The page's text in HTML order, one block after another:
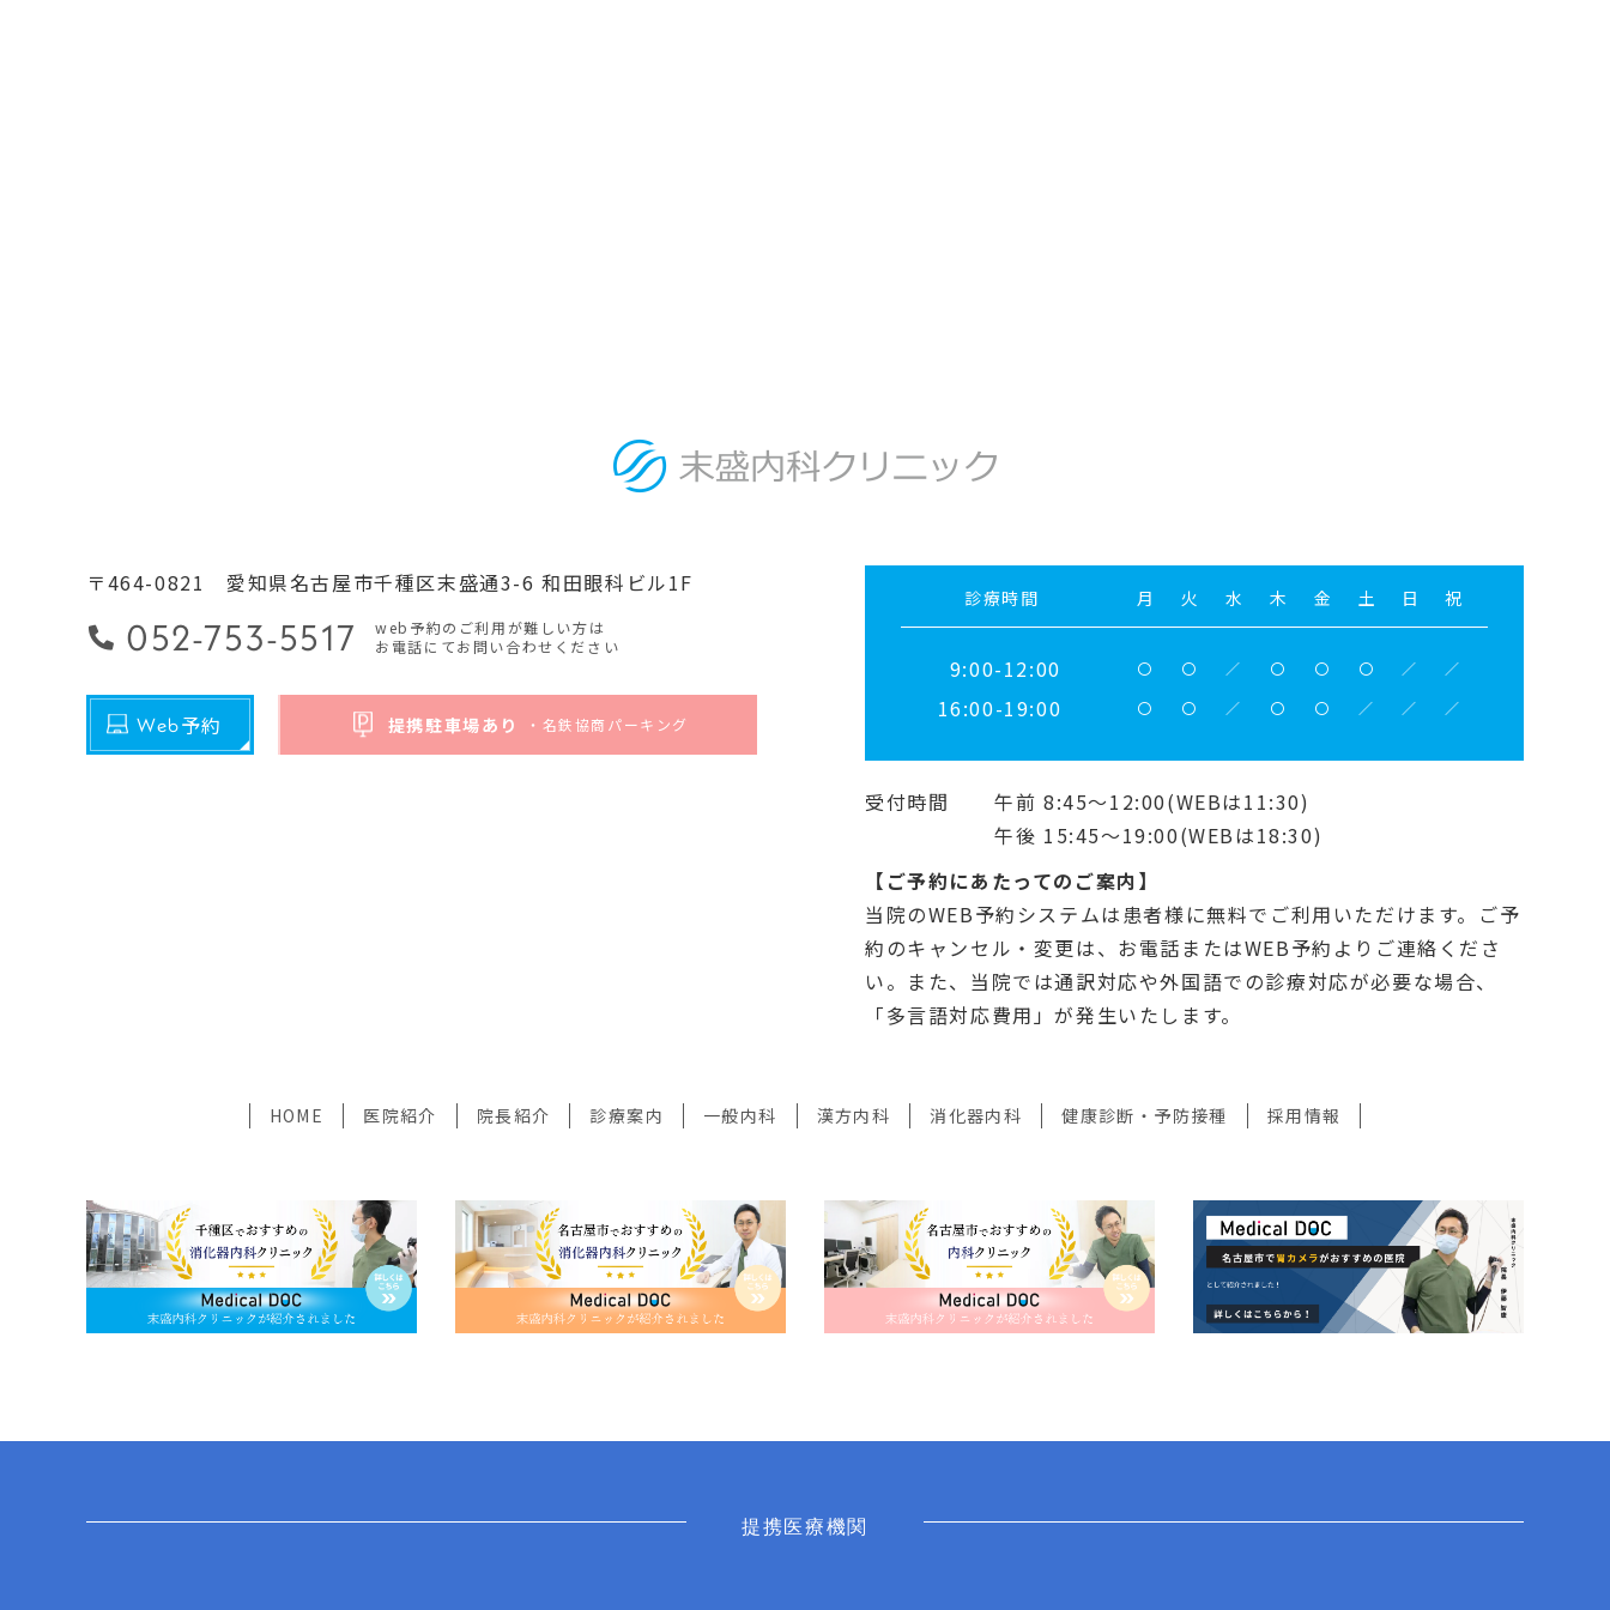
〒464-0821 愛知県名古屋市千種区末盛通3-6 和田眼科ビル1F
052-753-5517
web予約のご利用が難しい方は
お電話にてお問い合わせください
Web予約 提携駐車場あり ・名鉄協商パーキング
診療時間 月 火 水 木 金 土 日 祝
9:00-12:00 〇 〇 ／ 〇 〇 〇 ／ ／
16:00-19:00 〇 〇 ／ 〇 〇 ／ ／ ／
受付時間
午前 8:45～12:00(WEBは11:30)
午後 15:45～19:00(WEBは18:30)
【ご予約にあたってのご案内】
当院のWEB予約システムは患者様に無料でご利用いただけます。ご予
約のキャンセル・変更は、お電話またはWEB予約よりご連絡くださ
い。また、当院では通訳対応や外国語での診療対応が必要な場合、
「多言語対応費用」が発生いたします。
HOME 医院紹介 院長紹介 診療案内 一般内科 漢方内科 消化器内科 健康診断・予防接種 採用情報
提携医療機関